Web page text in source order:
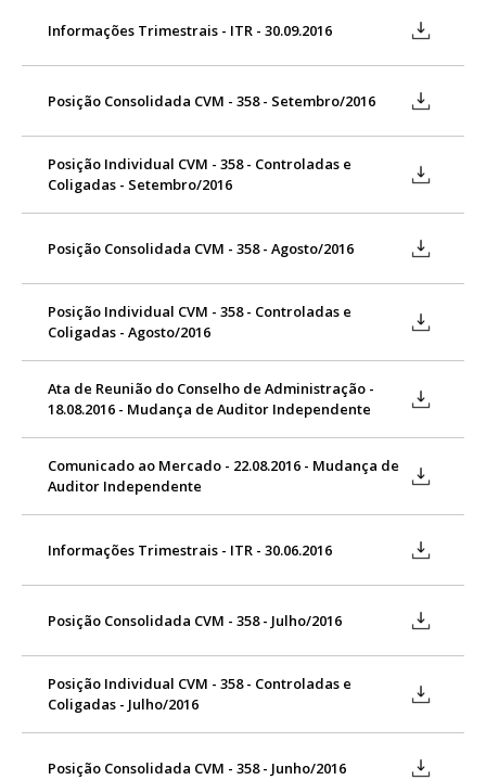
Informações Trimestrais - ITR - 30.09.2016
Posição Consolidada CVM - 358 - Setembro/2016
Posição Individual CVM - 358 - Controladas e
Coligadas - Setembro/2016
Posição Consolidada CVM - 358 - Agosto/2016
Posição Individual CVM - 358 - Controladas e
Coligadas - Agosto/2016
Ata de Reunião do Conselho de Administração -
18.08.2016 - Mudança de Auditor Independente
Comunicado ao Mercado - 22.08.2016 - Mudança de
Auditor Independente
Informações Trimestrais - ITR - 30.06.2016
Posição Consolidada CVM - 358 - Julho/2016
Posição Individual CVM - 358 - Controladas e
Coligadas - Julho/2016
Posição Consolidada CVM - 358 - Junho/2016